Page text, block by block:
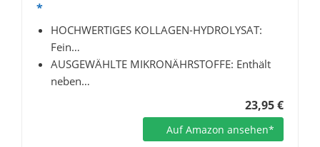
*
HOCHWERTIGES KOLLAGEN-HYDROLYSAT:
Fein…
AUSGEWÄHLTE MIKRONÄHRSTOFFE: Enthält
neben…
23,95 €
Auf Amazon ansehen*